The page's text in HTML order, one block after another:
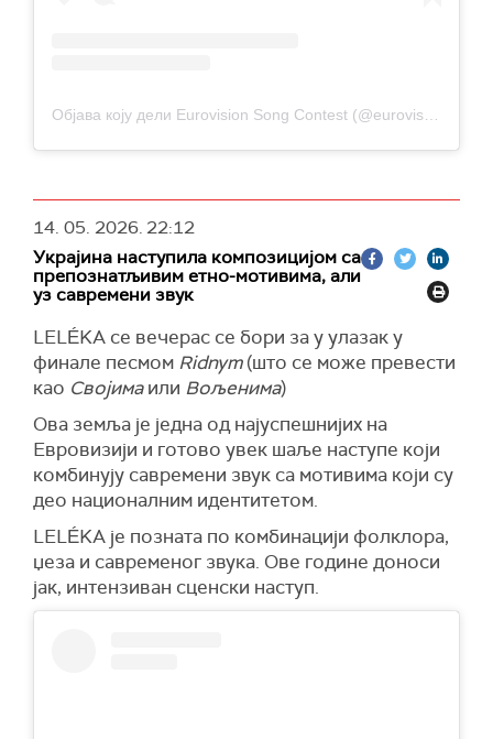
14. 05. 2026.22:12
Украјина наступила композицијом са
препознатљивим етно-мотивима, али
уз савремени звук
LELÉKA се вечерас се бори за у улазак у
финале песмом Ridnym(што се може превести
као Својимаили Вољенима)
Ова земља је једна од најуспешнијих на
Евровизији и готово увек шаље наступе који
комбинују савремени звук са мотивима који су
део националним идентитетом.
LELÉKA је позната по комбинацији фолклора,
џеза и савременог звука. Ове године доноси
јак, интензиван сценски наступ.